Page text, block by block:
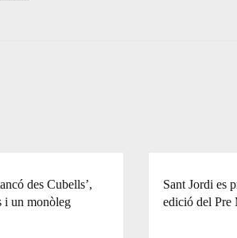
des Cubells’,
i un monòleg
Sant Jordi es
edició del Pre